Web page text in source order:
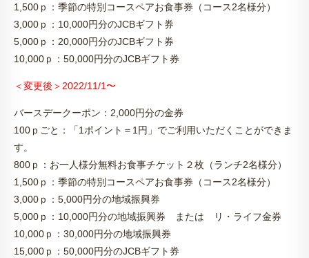
1,500ｐ：季節の特別コースペアお食事券（コース2名様分）
3,000ｐ：10,000円分のJCBギフト券
5,000ｐ：20,000円分のJCBギフト券
10,000ｐ：50,000円分のJCBギフト券
＜変更後＞2022/11/1〜
バースデークーポン：2,000円分の金券
100ｐごと：「1ポイント＝1円」でご利用いただくことができま
す。
800ｐ：お一人様分無料お食事チケット２枚（ランチ2名様分）
1,500ｐ：季節の特別コースペアお食事券（コース2名様分）
3,000ｐ：5,000円分の地域振興券
5,000ｐ：10,000円分の地域振興券 または リ・ライフ金券
10,000ｐ：30,000円分の地域振興券
15,000ｐ：50,000円分のJCBギフト券